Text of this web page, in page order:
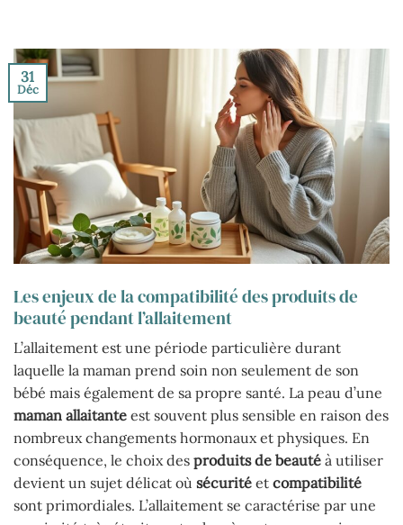
31
Déc
Les enjeux de la compatibilité des produits de
beauté pendant l’allaitement
L’allaitement est une période particulière durant
laquelle la maman prend soin non seulement de son
bébé mais également de sa propre santé. La peau d’une
maman allaitante est souvent plus sensible en raison des
nombreux changements hormonaux et physiques. En
conséquence, le choix des produits de beauté à utiliser
devient un sujet délicat où sécurité et compatibilité
sont primordiales. L’allaitement se caractérise par une